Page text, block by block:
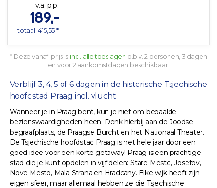
v.a. p.p.
189,-
totaal: 415,55 *
* Deze vanaf-prijs is incl. alle toeslagen o.b.v. 2 personen, 3 dagen
en voor 2 aankomstdagen beschikbaar!
Verblijf 3, 4, 5 of 6 dagen in de historische Tsjechische
hoofdstad Praag incl. vlucht
Wanneer je in Praag bent, kun je niet om bepaalde
bezienswaardigheden heen. Denk hierbij aan de Joodse
begraafplaats, de Praagse Burcht en het Nationaal Theater.
De Tsjechische hoofdstad Praag is het hele jaar door een
goed idee voor een korte getaway! Praag is een prachtige
stad die je kunt opdelen in vijf delen: Stare Mesto, Josefov,
Nove Mesto, Mala Strana en Hradcany. Elke wijk heeft zijn
eigen sfeer, maar allemaal hebben ze die Tsjechische